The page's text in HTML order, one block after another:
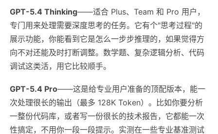
GPT-5.4 Thinking——适合 Plus、Team 和 Pro 用户，
专门用来处理需要深度思考的任务。它有个"思考过程"的
展示功能，你能看到它是怎么一步步推理的，如果觉得方
向不对还能及时打断调整。数学题、复杂逻辑分析、代码
调试这类活，用它比较顺手。
GPT-5.4 Pro——这是给专业用户准备的顶配版本，能一
次处理很长的输出（最多 128K Token）。比如你要分析
一整份代码库，或者写一份很长的技术报告，它都能一次
性搞定，不用你一段一段提示。实测在一些专业基准测试